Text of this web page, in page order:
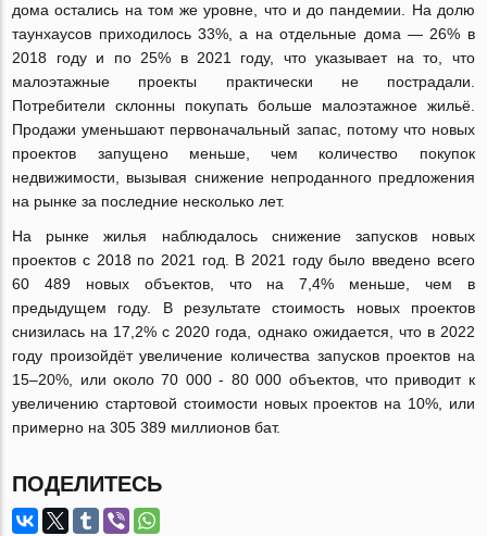
дома остались на том же уровне, что и до пандемии. На долю
таунхаусов приходилось 33%, а на отдельные дома — 26% в
2018 году и по 25% в 2021 году, что указывает на то, что
малоэтажные проекты практически не пострадали.
Потребители склонны покупать больше малоэтажное жильё.
Продажи уменьшают первоначальный запас, потому что новых
проектов запущено меньше, чем количество покупок
недвижимости, вызывая снижение непроданного предложения
на рынке за последние несколько лет.
На рынке жилья наблюдалось снижение запусков новых
проектов с 2018 по 2021 год. В 2021 году было введено всего
60 489 новых объектов, что на 7,4% меньше, чем в
предыдущем году. В результате стоимость новых проектов
снизилась на 17,2% с 2020 года, однако ожидается, что в 2022
году произойдёт увеличение количества запусков проектов на
15–20%, или около 70 000 - 80 000 объектов, что приводит к
увеличению стартовой стоимости новых проектов на 10%, или
примерно на 305 389 миллионов бат.
ПОДЕЛИТЕСЬ